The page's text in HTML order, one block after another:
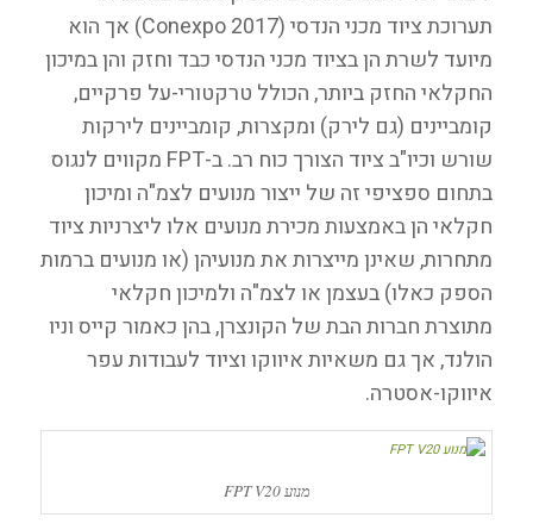
תערוכת ציוד מכני הנדסי (Conexpo 2017) אך הוא
מיועד לשרת הן בציוד מכני הנדסי כבד וחזק והן במיכון
החקלאי החזק ביותר, הכולל טרקטורי-על פרקיים,
קומביינים (גם לירק) ומקצרות, קומביינים לירקות
שורש וכיו"ב ציוד הצורך כוח רב. ב-FPT מקווים לנגוס
בתחום ספציפי זה של ייצור מנועים לצמ"ה ומיכון
חקלאי הן באמצעות מכירת מנועים אלו ליצרניות ציוד
מתחרות, שאינן מייצרות את מנועיהן (או מנועים ברמות
הספק כאלו) בעצמן או לצמ"ה ולמיכון חקלאי
מתוצרת חברות הבת של הקונצרן, בהן כאמור קייס וניו
הולנד, אך גם משאיות איווקו וציוד לעבודות עפר
איווקו-אסטרה.
מנוע FPT V20